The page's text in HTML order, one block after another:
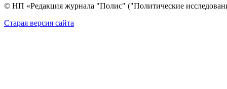
© НП «Редакция журнала "Полис" ("Политические
Cтарая версия сайта